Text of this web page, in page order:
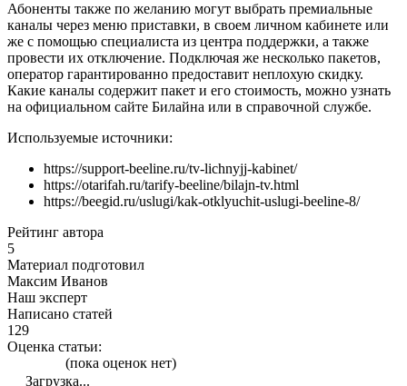
Абоненты также по желанию могут выбрать премиальные
каналы через меню приставки, в своем личном кабинете или
же с помощью специалиста из центра поддержки, а также
провести их отключение. Подключая же несколько пакетов,
оператор гарантированно предоставит неплохую скидку.
Какие каналы содержит пакет и его стоимость, можно узнать
на официальном сайте Билайна или в справочной службе.
Используемые источники:
https://support-beeline.ru/tv-lichnyjj-kabinet/
https://otarifah.ru/tarify-beeline/bilajn-tv.html
https://beegid.ru/uslugi/kak-otklyuchit-uslugi-beeline-8/
Рейтинг автора
5
Материал подготовил
Максим Иванов
Наш эксперт
Написано статей
129
Оценка статьи:
(пока оценок нет)
Загрузка...